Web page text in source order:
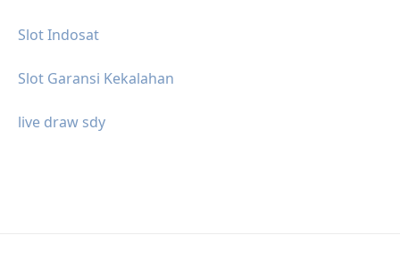
Slot Indosat
Slot Garansi Kekalahan
live draw sdy